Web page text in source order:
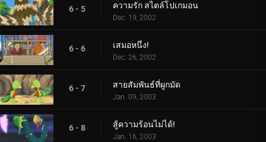
6 - 5 ความรัก สไตล์โปเกมอน
Dec. 19, 2002
6 - 6 เสมอหนึ่ง!
Dec. 26, 2002
6 - 7 สายสัมพันธ์ที่ผูกมัด
Jan. 09, 2003
6 - 8 สู้ความร้อนไม่ได้!
Jan. 16, 2003